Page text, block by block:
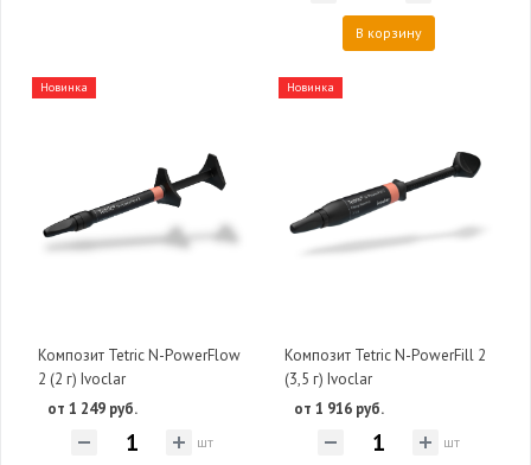
В корзину
Новинка
Композит Tetric N-PowerFlow
2 (2 г) Ivoclar
от 1 249 руб.
шт
Новинка
Композит Tetric N-PowerFill 2
(3,5 г) Ivoclar
от 1 916 руб.
шт